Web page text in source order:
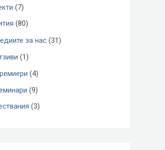
(7)
(80)
за нас (31)
(1)
(4)
(9)
(3)